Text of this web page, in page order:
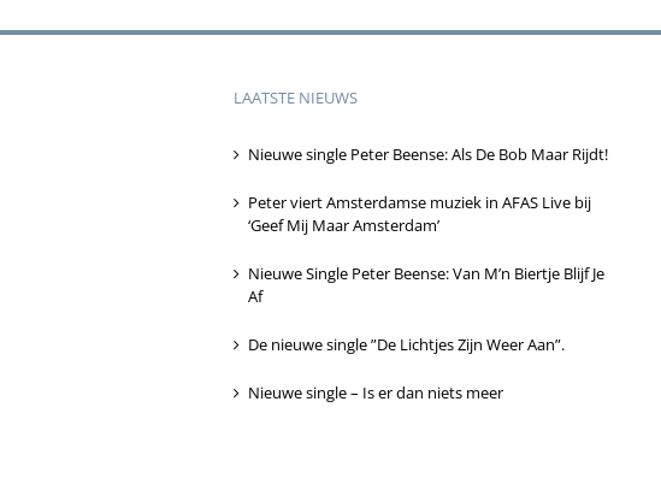
LAATSTE NIEUWS
Nieuwe single Peter Beense: Als De Bob Maar Rijdt!
Peter viert Amsterdamse muziek in AFAS Live bij
‘Geef Mij Maar Amsterdam’
Nieuwe Single Peter Beense: Van M’n Biertje Blijf Je
Af
De nieuwe single ”De Lichtjes Zijn Weer Aan”.
Nieuwe single – Is er dan niets meer